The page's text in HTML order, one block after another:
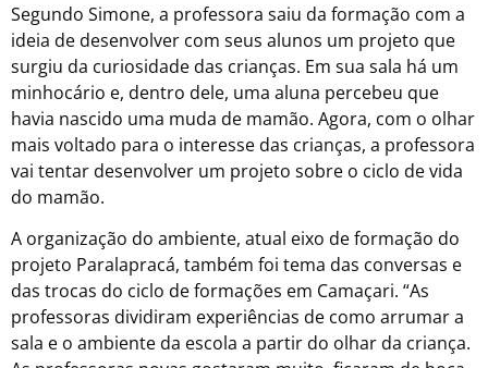
Segundo Simone, a professora saiu da formação com a
ideia de desenvolver com seus alunos um projeto que
surgiu da curiosidade das crianças. Em sua sala há um
minhocário e, dentro dele, uma aluna percebeu que
havia nascido uma muda de mamão. Agora, com o olhar
mais voltado para o interesse das crianças, a professora
vai tentar desenvolver um projeto sobre o ciclo de vida
do mamão.
A organização do ambiente, atual eixo de formação do
projeto Paralapracá, também foi tema das conversas e
das trocas do ciclo de formações em Camaçari. “As
professoras dividiram experiências de como arrumar a
sala e o ambiente da escola a partir do olhar da criança.